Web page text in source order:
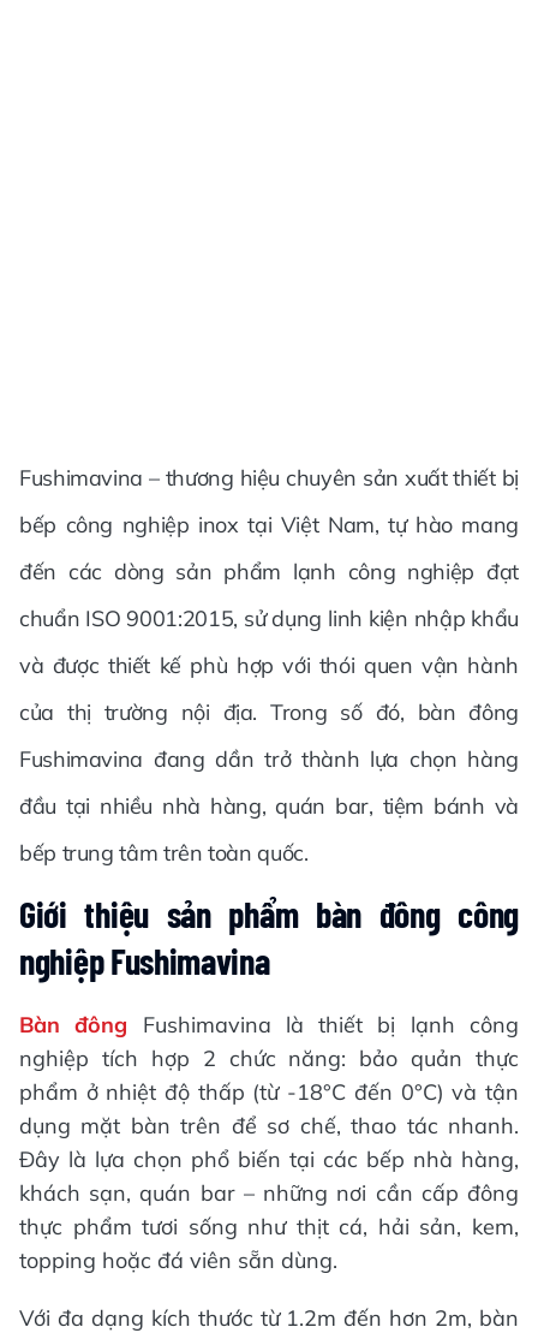
Fushimavina – thương hiệu chuyên sản xuất thiết bị
bếp công nghiệp inox tại Việt Nam, tự hào mang
đến các dòng sản phẩm lạnh công nghiệp đạt
chuẩn ISO 9001:2015, sử dụng linh kiện nhập khẩu
và được thiết kế phù hợp với thói quen vận hành
của thị trường nội địa. Trong số đó, bàn đông
Fushimavina đang dần trở thành lựa chọn hàng
đầu tại nhiều nhà hàng, quán bar, tiệm bánh và
bếp trung tâm trên toàn quốc.
Giới thiệu sản phẩm bàn đông công
nghiệp Fushimavina
Bàn đông Fushimavina là thiết bị lạnh công
nghiệp tích hợp 2 chức năng: bảo quản thực
phẩm ở nhiệt độ thấp (từ -18°C đến 0°C) và tận
dụng mặt bàn trên để sơ chế, thao tác nhanh.
Đây là lựa chọn phổ biến tại các bếp nhà hàng,
khách sạn, quán bar – những nơi cần cấp đông
thực phẩm tươi sống như thịt cá, hải sản, kem,
topping hoặc đá viên sẵn dùng.
Với đa dạng kích thước từ 1.2m đến hơn 2m, bàn